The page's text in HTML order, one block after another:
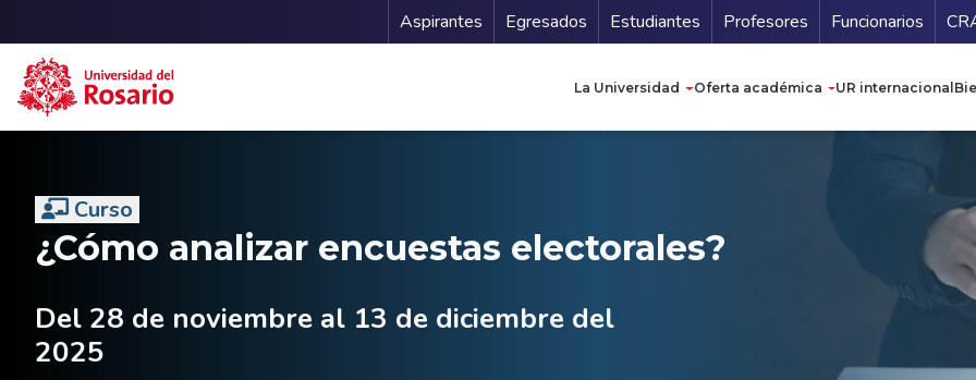
Menu Secundario
Aspirantes Egresados Estudiantes Profesores Funcionarios
La Universidad Oferta académica UR internacional
Curso
¿Cómo analizar encuestas electorales?
Del 28 de noviembre al 13 de diciembre del
2025